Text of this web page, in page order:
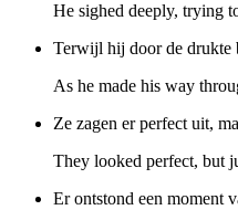
He sighed deeply, trying
Terwijl hij door de drukte
As he made his way
Ze zagen er perfect uit,
They looked perfect, but
Er ontstond een moment